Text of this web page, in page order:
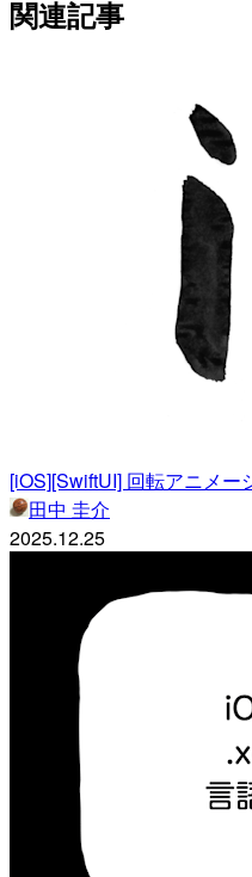
関連記事
[iOS][SwiftUI] 回転アニメー
田中 圭介
2025.12.25